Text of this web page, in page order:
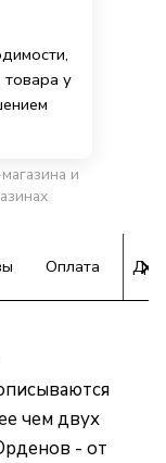
у
и
Оплата
чем двух
- от